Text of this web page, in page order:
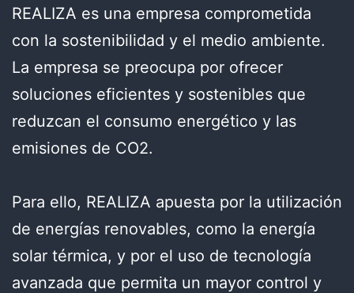
REALIZA es una empresa comprometida
con la sostenibilidad y el medio ambiente.
La empresa se preocupa por ofrecer
soluciones eficientes y sostenibles que
reduzcan el consumo energético y las
emisiones de CO2.
Para ello, REALIZA apuesta por la utilización
de energías renovables, como la energía
solar térmica, y por el uso de tecnología
avanzada que permita un mayor control y